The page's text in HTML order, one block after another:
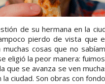
de su hermana en la
pierdo de vista que
cosas que no
eligió la peor manera:
que se avanza se ven
ciudad. Son obras con